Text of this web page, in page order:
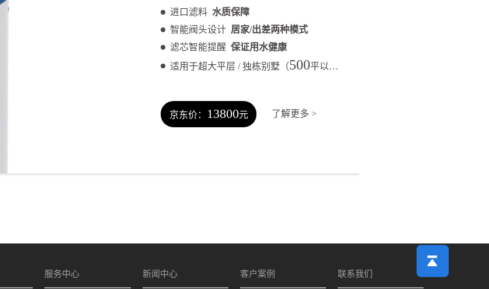
进口滤料 水质保障
智能阀头设计 居家/出差两种模式
滤芯智能提醒 保证用水健康
适用于超大平层 / 独栋别墅（500平以内）
京东价： 13800元 了解更多 >
服务中心 新闻中心 客户案例 联系我们